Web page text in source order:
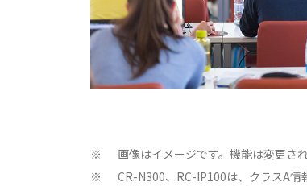
※ 画像はイメージです。機能は変更さ
※
CR-N300、RC-IP100は、クラスA情